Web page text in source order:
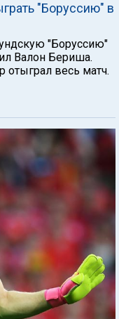
"Боруссию" в
"Боруссию"
Валон Бериша.
отыграл весь матч.